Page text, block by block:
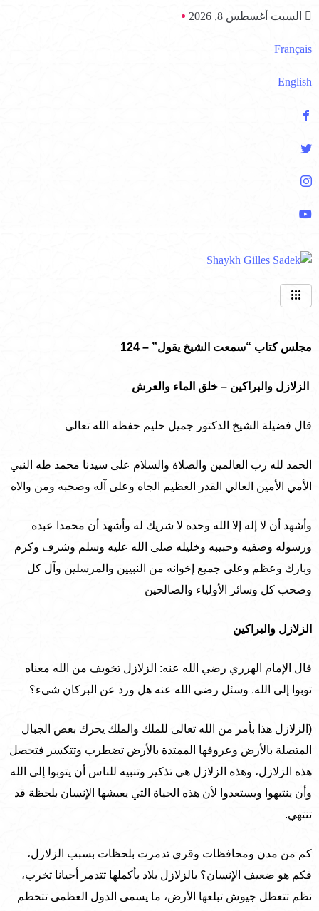
السبت أغسطس 8, 2026
Français
English
مجلس كتاب “سمعت الشيخ يقول” – 124
الزلازل والبراكين – خلق الماء والعرش
قال فضيلة الشيخ الدكتور جميل حليم حفظه الله تعالى
الحمد لله رب العالمين والصلاة والسلام على سيدنا محمد طه النبي
الأمي الأمين العالي القدر العظيم الجاه وعلى آله وصحبه ومن والاه
وأشهد أن لا إله إلا الله وحده لا شريك له وأشهد أن محمدا عبده
ورسوله وصفيه وحبيبه وخليله صلى الله عليه وسلم وشرف وكرم
وبارك وعظم وعلى جميع إخوانه من النبيين والمرسلين وآل كل
وصحب كل وسائر الأولياء والصالحين
الزلازل والبراكين
قال الإمام الهرري رضي الله عنه: الزلازل تخويف من الله معناه
توبوا إلى الله. وسئل رضي الله عنه هل ورد عن البركان شىء؟
(الزلازل هذا بأمر من الله تعالى للملك والملك يحرك بعض الجبال
المتصلة بالأرض وعروقها الممتدة بالأرض تضطرب وتتكسر فتحصل
هذه الزلازل، وهذه الزلازل هي تذكير وتنبيه للناس أن يتوبوا إلى الله
وأن ينتبهوا ويستعدوا لأن هذه الحياة التي يعيشها الإنسان بلحظة قد
تنتهي.
كم من مدن ومحافظات وقرى تدمرت بلحظات بسبب الزلازل،
فكم هو ضعيف الإنسان؟ بالزلازل بلاد بأكملها تتدمر أحيانا تخرب،
نظم تتعطل جيوش تبلعها الأرض، ما يسمى الدول العظمى تتحطم